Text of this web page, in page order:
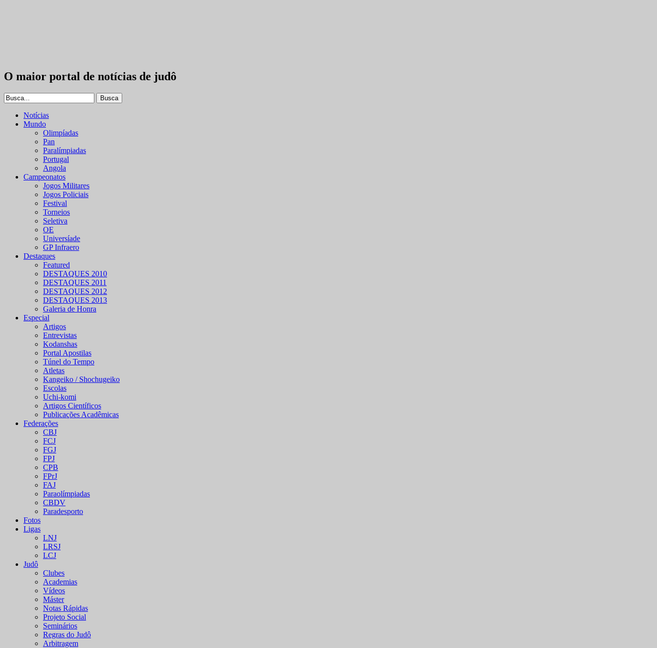
O maior portal de notícias de judô
Notícias
Mundo
Olimpíadas
Pan
Paralímpiadas
Portugal
Angola
Campeonatos
Jogos Militares
Jogos Policiais
Festival
Torneios
Seletiva
OE
Universíade
GP Infraero
Destaques
Featured
DESTAQUES 2010
DESTAQUES 2011
DESTAQUES 2012
DESTAQUES 2013
Galeria de Honra
Especial
Artigos
Entrevistas
Kodanshas
Portal Apostilas
Túnel do Tempo
Atletas
Kangeiko / Shochugeiko
Escolas
Uchi-komi
Artigos Científicos
Publicações Acadêmicas
Federações
CBJ
FCJ
FGJ
FPJ
CPB
FPrJ
FAJ
Paraolímpiadas
CBDV
Paradesporto
Fotos
Ligas
LNJ
LRSJ
LCJ
Judô
Clubes
Academias
Vídeos
Máster
Notas Rápidas
Projeto Social
Seminários
Regras do Judô
Arbitragem